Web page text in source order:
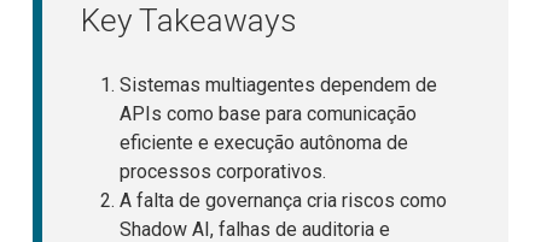
Key Takeaways
Sistemas multiagentes dependem de
APIs como base para comunicação
eficiente e execução autônoma de
processos corporativos.
A falta de governança cria riscos como
Shadow AI, falhas de auditoria e